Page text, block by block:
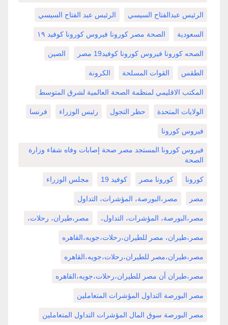
الرئيس عبدالفتاح السيسي الرئيس عبد الفتاح السيسي
السعودية الصحة مصر كورونا فيروس كورونا كوفيد ١٩
الصحه كورونا فيروس كورونا كوفيد19 مصر الصين
الطقس القوات المسلحة الكرونة
المكتب الاقليمي لمنظمة الصحة العالمية لشرق المتوسط
الولايات المتحدة حظر التجول رئيس الوزراء فرنسا
فيروس كورونا
فيروس كورونا المستجد مصر صحة إصابات وفاه شفاء وزارة
الصحة
كورونا كورونا مصر كوفيد 19 مجلس الوزراء
مصر مصر،البورصة، المؤشرات، التداول
مصر،البورصة، المؤشرات، التداول، مصر،طيران، رحلات،
مصر،طيران، مصر للطيران،رحلات،جويه،القاهره
مصر،طيران،مصر للطيران،رحلات،جويه،القاهره
مصر،طيران أن مصر للطيران،رحلات،جويه،القاهره
مصر البورصة التداول المؤشرات المتعاملين
مصر البورصة سوق المال المؤشرات التداول المتعاملين